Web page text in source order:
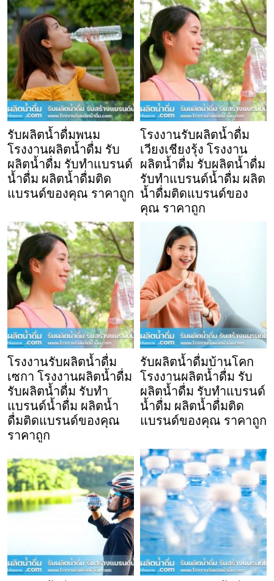
รับผลิตน้ำดื่มพนม
โรงงานผลิตน้ำดื่ม รับ
ผลิตน้ำดื่ม รับทำแบรนด์
น้ำดื่ม ผลิตน้ำดื่มติด
แบรนด์ของคุณ ราคาถูก
โรงงานรับผลิตน้ำดื่ม
เวียงเชียงรุ้ง โรงงาน
ผลิตน้ำดื่ม รับผลิตน้ำดื่ม
รับทำแบรนด์น้ำดื่ม ผลิต
น้ำดื่มติดแบรนด์ของ
คุณ ราคาถูก
โรงงานรับผลิตน้ำดื่ม
เซกา โรงงานผลิตน้ำดื่ม
รับผลิตน้ำดื่ม รับทำ
แบรนด์น้ำดื่ม ผลิตน้ำ
ดื่มติดแบรนด์ของคุณ
ราคาถูก
รับผลิตน้ำดื่มบ้านโคก
โรงงานผลิตน้ำดื่ม รับ
ผลิตน้ำดื่ม รับทำแบรนด์
น้ำดื่ม ผลิตน้ำดื่มติด
แบรนด์ของคุณ ราคาถูก